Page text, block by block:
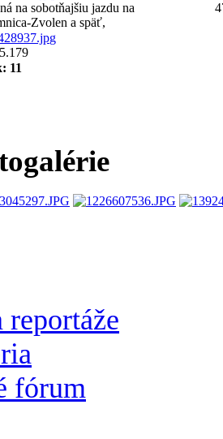
na sobotňajšiu jazdu na
Zvolen a späť,
11
fórum